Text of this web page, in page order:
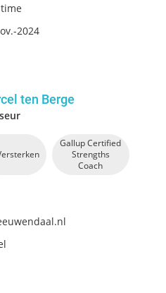
2024
ten Berge
Gallup Certified
Strengths
Coach